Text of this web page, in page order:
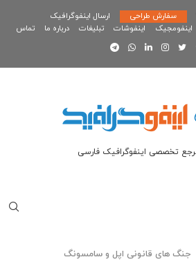
سفارش طراحی
ارسال اینفوگرافیک
اینفومجیک اینفوشات تبلیغات درباره ما تماس
تخصصی اینفوگرافیک فارسی
جنگ های قانونی اپل و سامسونگ